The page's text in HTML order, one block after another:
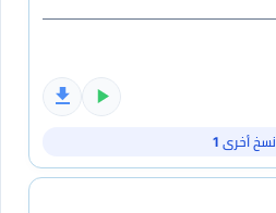
نسخ أخرى 1